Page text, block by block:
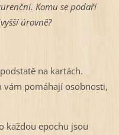
Komu se podaří
úrovně?
na kartách.
vám pomáhají osobnosti,
každou epochu jsou